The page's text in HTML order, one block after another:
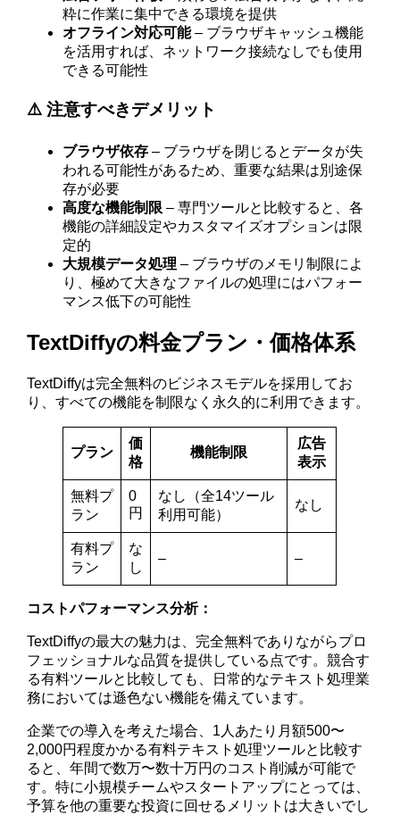
粋に作業に集中できる環境を提供
オフライン対応可能– ブラウザキャッシュ機能
を活用すれば、ネットワーク接続なしでも使用
できる可能性
⚠️ 注意すべきデメリット
ブラウザ依存 – ブラウザを閉じるとデータが失
われる可能性があるため、重要な結果は別途保
存が必要
高度な機能制限 – 専門ツールと比較すると、各
機能の詳細設定やカスタマイズオプションは限
定的
大規模データ処理 – ブラウザのメモリ制限によ
り、極めて大きなファイルの処理にはパフォー
マンス低下の可能性
TextDiffyの料金プラン・価格体系
TextDiffyは完全無料のビジネスモデルを採用してお
り、すべての機能を制限なく永久的に利用できます。
プラン
価
格
機能制限
広告
表示
無料プ
ラン
0
円
なし（全14ツール
利用可能）
なし
有料プ
ラン
な
し
– –
コストパフォーマンス分析：
TextDiffyの最大の魅力は、完全無料でありながらプロ
フェッショナルな品質を提供している点です。競合す
る有料ツールと比較しても、日常的なテキスト処理業
務においては遜色ない機能を備えています。
企業での導入を考えた場合、1人あたり月額500〜
2,000円程度かかる有料テキスト処理ツールと比較す
ると、年間で数万〜数十万円のコスト削減が可能で
す。特に小規模チームやスタートアップにとっては、
予算を他の重要な投資に回せるメリットは大きいでし